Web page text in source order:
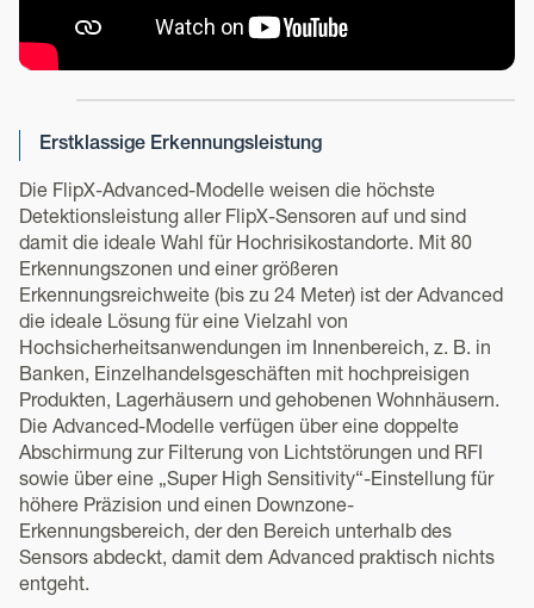
Erstklassige Erkennungsleistung
Die FlipX-Advanced-Modelle weisen die höchste
Detektionsleistung aller FlipX-Sensoren auf und sind
damit die ideale Wahl für Hochrisikostandorte. Mit 80
Erkennungszonen und einer größeren
Erkennungsreichweite (bis zu 24 Meter) ist der Advanced
die ideale Lösung für eine Vielzahl von
Hochsicherheitsanwendungen im Innenbereich, z. B. in
Banken, Einzelhandelsgeschäften mit hochpreisigen
Produkten, Lagerhäusern und gehobenen Wohnhäusern.
Die Advanced-Modelle verfügen über eine doppelte
Abschirmung zur Filterung von Lichtstörungen und RFI
sowie über eine „Super High Sensitivity“-Einstellung für
höhere Präzision und einen Downzone-
Erkennungsbereich, der den Bereich unterhalb des
Sensors abdeckt, damit dem Advanced praktisch nichts
entgeht.